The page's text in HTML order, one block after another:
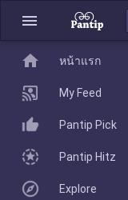
menu
home
Pantip Pick
home หน้าแรก
My Feed
Pantip Pick
Pantip Hitz
Explore